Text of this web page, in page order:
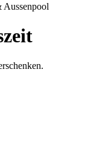
Aussenpool